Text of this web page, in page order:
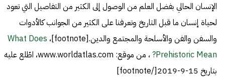
الإنسان الحالي بفضل العلم من الوصول إلى الكثير من التفاصيل التي تعود
لحياة إنسان ما قبل التاريخ وتعرفنا على الكثير من الجوانب كالأدوات
والسفن والفن والأسلحة والمجتمع والدين.[footnote]،
What Does
Prehistoric Mean?
، من موقع: www.worldatlas.com، اطّلع عليه
بتاريخ 15-9-2019[/footnote]